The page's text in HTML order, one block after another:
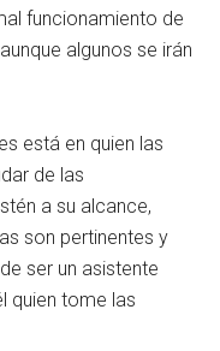
funcionamiento de
algunos se irán
está en quien las
de las
a su alcance,
son pertinentes y
ser un asistente
quien tome las